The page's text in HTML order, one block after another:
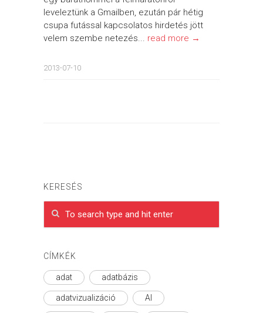
leveleztünk a Gmailben, ezután pár hétig
csupa futással kapcsolatos hirdetés jött
velem szembe netezés... read more →
2013-07-10
KERESÉS
CÍMKÉK
adat adatbázis
adatvizualizáció AI